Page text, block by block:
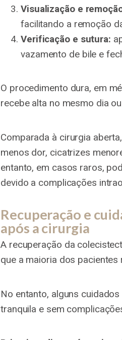
Visualização e
facilitando a remoção
Verificação e sutura:
vazamento de bile e
O procedimento dura, em
recebe alta no mesmo dia
Comparada à cirurgia
menos dor, cicatrizes
entanto, em casos raros,
devido a complicações
Recuperação e
após a cirurgia
A recuperação da
que a maioria dos
No entanto, alguns
tranquila e sem